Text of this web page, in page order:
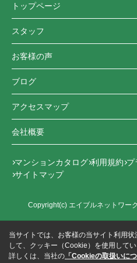
トップページ
スタッフ
お客様の声
ブログ
アクセスマップ
会社概要
マンションカタログ 利用規約 プ
サイトマップ
Copyright(c) エイブルネットワー
当サイトでは、お客様の当サイト利用
して、クッキー（Cookie）を使用してい
詳しくは、当社の 「Cookieの取扱いにつ